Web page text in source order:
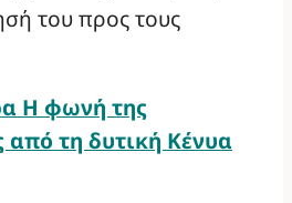
του προς τους
Η φωνή της
από τη δυτική Κένυα